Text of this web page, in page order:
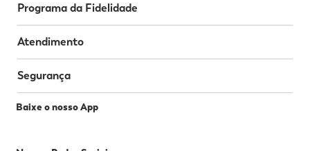
Programa da Fidelidade
Atendimento
Segurança
Baixe o nosso App